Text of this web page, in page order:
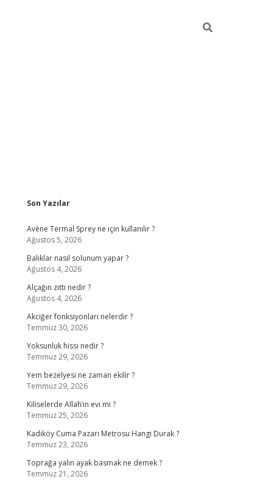
Sidebar
Son Yazılar
Avène Termal Sprey ne için kullanılır ?
Ağustos 5, 2026
Balıklar nasıl solunum yapar ?
Ağustos 4, 2026
Alçağın zıttı nedir ?
Ağustos 4, 2026
Akciğer fonksiyonları nelerdir ?
Temmuz 30, 2026
Yoksunluk hissi nedir ?
Temmuz 29, 2026
Yem bezelyesi ne zaman ekilir ?
Temmuz 29, 2026
Kiliselerde Allah’ın evi mi ?
Temmuz 25, 2026
Kadıköy Cuma Pazarı Metrosu Hangi Durak ?
Temmuz 23, 2026
Toprağa yalın ayak basmak ne demek ?
Temmuz 21, 2026